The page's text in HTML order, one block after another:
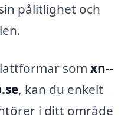
pålitlighet och
som xn--
, kan du enkelt
i ditt område